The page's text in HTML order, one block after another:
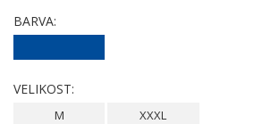
BARVA:
VELIKOST:
M XXXL